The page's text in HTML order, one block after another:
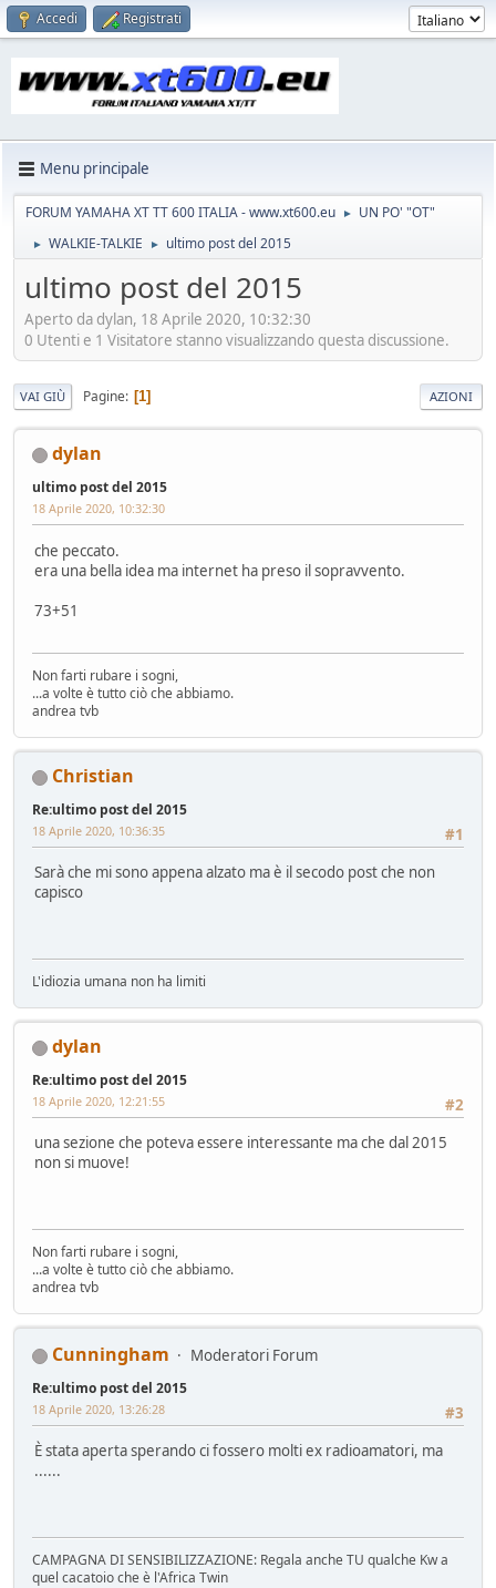
Accedi Registrati
Menu principale
FORUM YAMAHA XT TT 600 ITALIA - www.xt600.eu ► UN PO' "OT"
► WALKIE-TALKIE ► ultimo post del 2015
ultimo post del 2015
Aperto da dylan, 18 Aprile 2020, 10:32:30
0 Utenti e 1 Visitatore stanno visualizzando questa discussione.
VAI GIÙ Pagine 1 AZIONI
dylan
ultimo post del 2015
18 Aprile 2020, 10:32:30
che peccato.
era una bella idea ma internet ha preso il sopravvento.
73+51
Non farti rubare i sogni,
...a volte è tutto ciò che abbiamo.
andrea tvb
Christian
Re:ultimo post del 2015
#1
18 Aprile 2020, 10:36:35
Sarà che mi sono appena alzato ma è il secodo post che non
capisco
L'idiozia umana non ha limiti
dylan
Re:ultimo post del 2015
#2
18 Aprile 2020, 12:21:55
una sezione che poteva essere interessante ma che dal 2015
non si muove!
Non farti rubare i sogni,
...a volte è tutto ciò che abbiamo.
andrea tvb
Cunningham Moderatori Forum
Re:ultimo post del 2015
#3
18 Aprile 2020, 13:26:28
È stata aperta sperando ci fossero molti ex radioamatori, ma
......
CAMPAGNA DI SENSIBILIZZAZIONE: Regala anche TU qualche Kw a
quel cacatoio che è l'Africa Twin